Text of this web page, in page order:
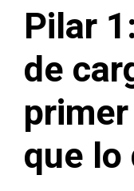
Pilar
de
que